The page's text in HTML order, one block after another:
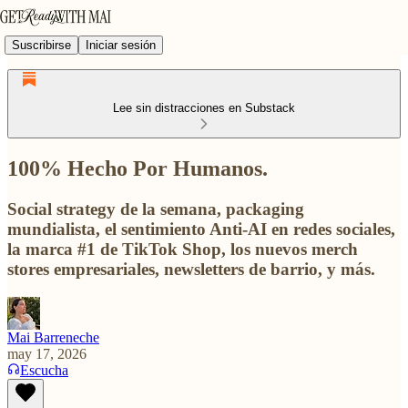
Suscribirse Iniciar sesión
Lee sin distracciones en Substack
100% Hecho Por Humanos.
Social strategy de la semana, packaging
mundialista, el sentimiento Anti-AI en redes sociales,
la marca #1 de TikTok Shop, los nuevos merch
stores empresariales, newsletters de barrio, y más.
Mai Barreneche
may 17, 2026
Escucha